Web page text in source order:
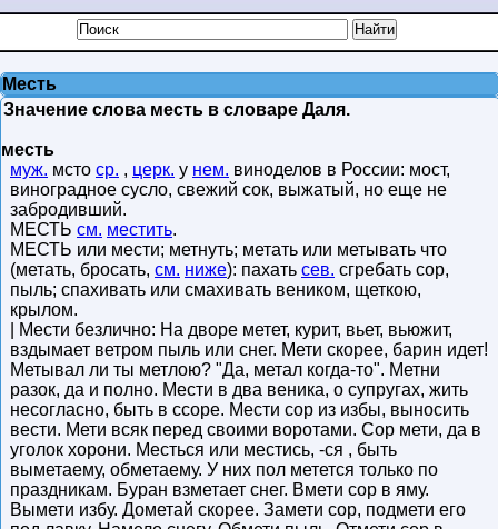
Месть
Значение слова месть в словаре Даля.
месть
муж. мсто ср. , церк. у нем. виноделов в России: мост,
виноградное сусло, свежий сок, выжатый, но еще не
забродивший.
МЕСТЬ см. местить.
МЕСТЬ или мести; метнуть; метать или метывать что
(метать, бросать, см. ниже): пахать сев. сгребать сор,
пыль; спахивать или смахивать веником, щеткою,
крылом.
| Мести безлично: На дворе метет, курит, вьет, вьюжит,
вздымает ветром пыль или снег. Мети скорее, барин идет!
Метывал ли ты метлою? "Да, метал когда-то". Метни
разок, да и полно. Мести в два веника, о супругах, жить
несогласно, быть в ссоре. Мести сор из избы, выносить
вести. Мети всяк перед своими воротами. Сор мети, да в
уголок хорони. Месться или местись, -ся , быть
выметаему, обметаему. У них пол метется только по
праздникам. Буран взметает снег. Вмети сор в яму.
Вымети избу. Дометай скорее. Замети сор, подмети его